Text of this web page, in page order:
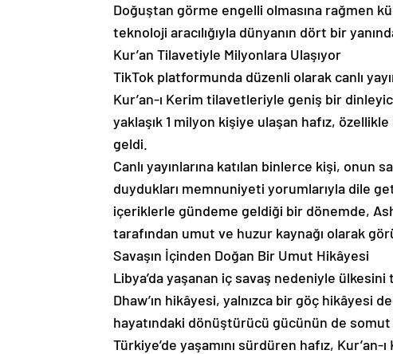
Doğuştan görme engelli olmasına rağmen
teknoloji aracılığıyla dünyanın dört bir
Kur’an Tilavetiyle Milyonlara Ulaşıyor
TikTok platformunda düzenli olarak canlı
Kur’an-ı Kerim tilavetleriyle geniş bir
yaklaşık 1 milyon kişiye ulaşan hafız,
geldi.
Canlı yayınlarına katılan binlerce kişi,
duydukları memnuniyeti yorumlarıyla dile
içeriklerle gündeme geldiği bir dönemde,
tarafından umut ve huzur kaynağı olarak
Savaşın İçinden Doğan Bir Umut Hikâyesi
Libya’da yaşanan iç savaş nedeniyle
Dhaw’ın hikâyesi, yalnızca bir göç hikâyesi
hayatındaki dönüştürücü gücünün de
Türkiye’de yaşamını sürdüren hafız,